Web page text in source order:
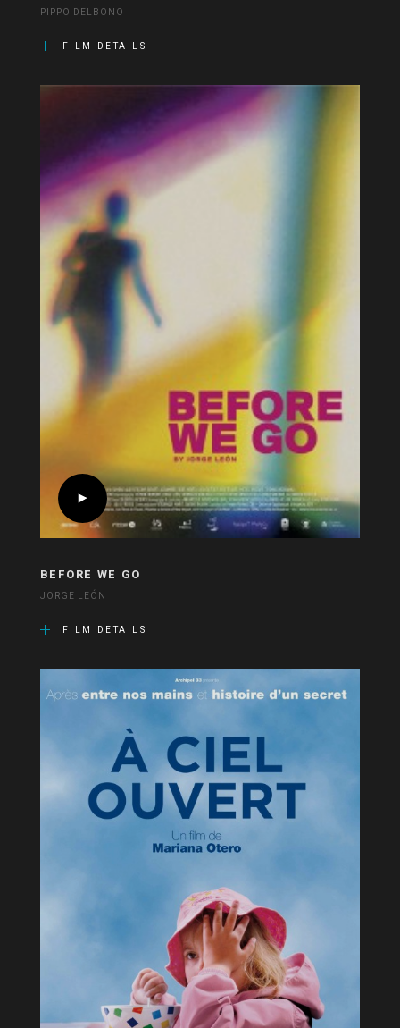
PIPPO DELBONO
FILM DETAILS
BEFORE WE GO
JORGE LEÓN
FILM DETAILS